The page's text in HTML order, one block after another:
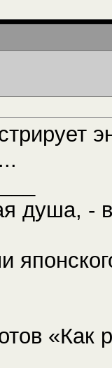
душа, -
«Как